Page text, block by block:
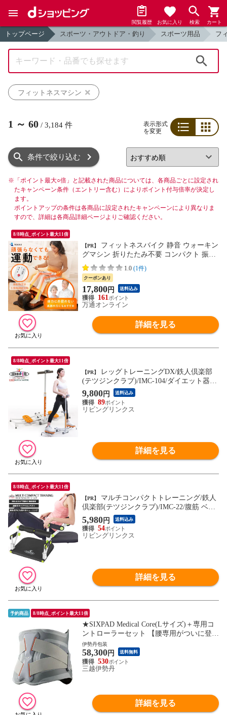
閲覧履歴 お気に入り 検索 カート
トップページ スポーツ・アウトドア・釣り スポーツ用品 フ
フィットネスマシン
1 ～ 60 / 3,184 件
表示形式
を変更
条件で絞り込む
※ 「ポイント最大○倍」と記載された商品については、各商品ごとに設定され
たキャンペーン条件（エントリー含む）によりポイント付与倍率が決定し
ます。
ポイントアップの条件は各商品に設定されたキャンペーンにより異なりま
すので、詳細は各商品詳細ページよりご確認ください。
8/8時点_ポイント最大11倍
【PR】
グマシン 折りたたみ不要 コンパクト 振動
マシン 高齢者向け 電動式 ミニ フィットネ
スマシン トレーニング ステッパー 座った
まま ルームサイクル 家 運動不足解消 ダイ
エット 健康器具 父の日 敬老の日 TOKAIZ
1.0 (1件)
クーポンあり
17,800円 送料込み
161
万通オンライン
詳細を見る
8/8時点_ポイント最大11倍
【PR】
(テツジンクラブ)/IMC-104/ダイエット器具
レッグマシン レッグマシーン ダイエット
足 ヒップ 太もも 脚 尻 腹筋 ステッパー 目
指せ美レッグ マジック（魔法）のようにみ
9,800円 送料込み
89
リビングリンクス
詳細を見る
8/8時点_ポイント最大11倍
【PR】
倶楽部(テツジンクラブ)/IMC-22/腹筋 ベン
チ 腹筋マシン 腹筋マシーン 倒れるだけ 腹
筋アシスト 座椅子 ながら運動 お腹引き締
め ウエスト くびれ トレーニング ダイエッ
5,980円 送料込み
54
リビングリンクス
詳細を見る
予約商品 8/8時点_ポイント最大11倍
★SIXPAD Medical Core(Lサイズ)＋専用コ
ントローラーセット 【腰専用がついに登
場】公式ストア メディカルコア 腰 インナ
ーマッスル トレーニング 腸腰筋 ジェル 水
不要 シックスパッド SE-CG-14C-L
伊勢丹包装
58,300円 送料無料
530
三越伊勢丹
詳細を見る